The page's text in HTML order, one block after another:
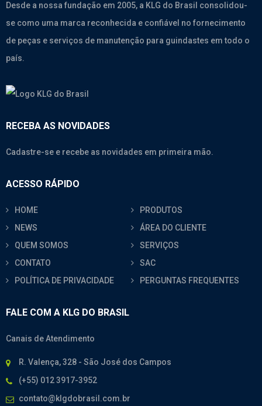
Desde a nossa fundação em 2005, a KLG do Brasil consolidou-
se como uma marca reconhecida e confiável no fornecimento
de peças e serviços de manutenção para guindastes em todo o
país.
RECEBA AS NOVIDADES
Cadastre-se e recebe as novidades em primeira mão.
ACESSO RÁPIDO
HOME
PRODUTOS
NEWS
ÁREA DO CLIENTE
QUEM SOMOS
SERVIÇOS
CONTATO
SAC
POLÍTICA DE PRIVACIDADE
PERGUNTAS FREQUENTES
FALE COM A KLG DO BRASIL
Canais de Atendimento
R. Valença, 328 - São José dos Campos
(+55) 012 3917-3952
contato@klgdobrasil.com.br